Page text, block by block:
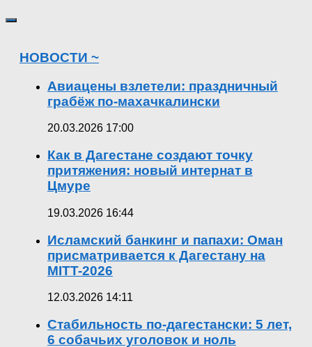
НОВОСТИ ~
Авиацены взлетели: праздничный
грабёж по-махачкалински
20.03.2026 17:00
Как в Дагестане создают точку
притяжения: новый интернат в
Цмуре
19.03.2026 16:44
Исламский банкинг и папахи: Оман
присматривается к Дагестану на
MITT-2026
12.03.2026 14:11
Стабильность по-дагестански: 5 лет,
6 собачьих уголовок и ноль